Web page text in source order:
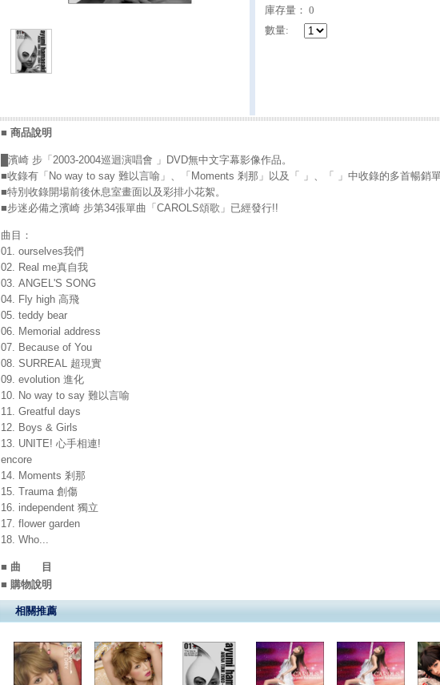
庫存量： 0
數量:
■ 商品說明
█濱崎 步「2003-2004巡迴演唱會 」DVD無中文字幕影像作品。
■收錄有「No way to say 難以言喻」、「Moments 剎那」以及「 」、「 」中收錄的多首暢銷
■特別收錄開場前後休息室畫面以及彩排小花絮。
■步迷必備之濱崎 步第34張單曲「CAROLS頌歌」已經發行!!
曲目：
01. ourselves我們
02. Real me真自我
03. ANGEL'S SONG
04. Fly high 高飛
05. teddy bear
06. Memorial address
07. Because of You
08. SURREAL 超現實
09. evolution 進化
10. No way to say 難以言喻
11. Greatful days
12. Boys & Girls
13. UNITE! 心手相連!
encore
14. Moments 剎那
15. Trauma 創傷
16. independent 獨立
17. flower garden
18. Who...
■ 曲 目
■ 購物說明
相關推薦